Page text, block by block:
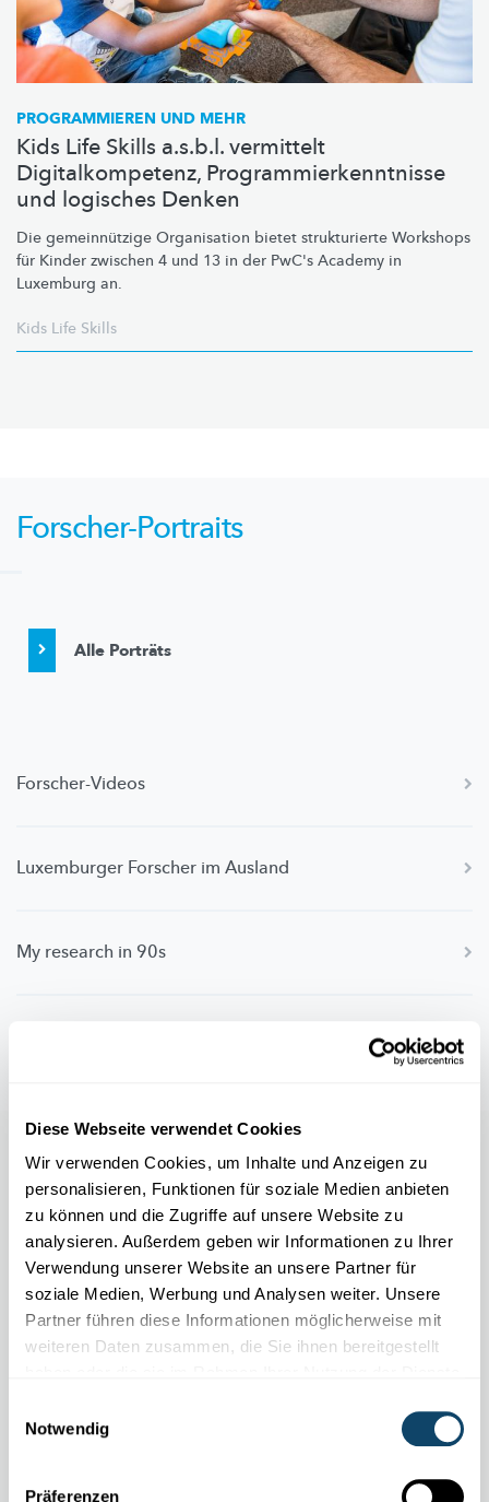
Diese Webseite verwendet Cookies
Wir verwenden Cookies, um Inhalte und Anzeigen zu
personalisieren, Funktionen für soziale Medien anbieten
zu können und die Zugriffe auf unsere Website zu
analysieren. Außerdem geben wir Informationen zu Ihrer
Verwendung unserer Website an unsere Partner für
soziale Medien, Werbung und Analysen weiter. Unsere
Partner führen diese Informationen möglicherweise mit
weiteren Daten zusammen, die Sie ihnen bereitgestellt
Notwendig
Präferenzen
PROGRAMMIEREN UND MEHR
Kids Life Skills a.s.b.l. vermittelt
Digitalkompetenz, Programmierkenntnisse
und logisches Denken
Die gemeinnützige Organisation bietet strukturierte Workshops
für Kinder zwischen 4 und 13 in der PwC's Academy in
Luxemburg an.
Kids Life Skills
Forscher-Portraits
Alle Porträts
Forscher-Videos
Luxemburger Forscher im Ausland
My research in 90s
Mit einem Blattmodell Auswirkungen des